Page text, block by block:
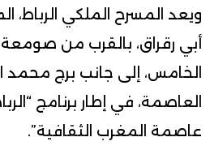
ويعد المسرح الملكي
أبي رقراق، بالقرب من
الخامس، إلى جانب برج محمد
العاصمة، في إطار برنامج
عاصمة المغرب الثقافية”.